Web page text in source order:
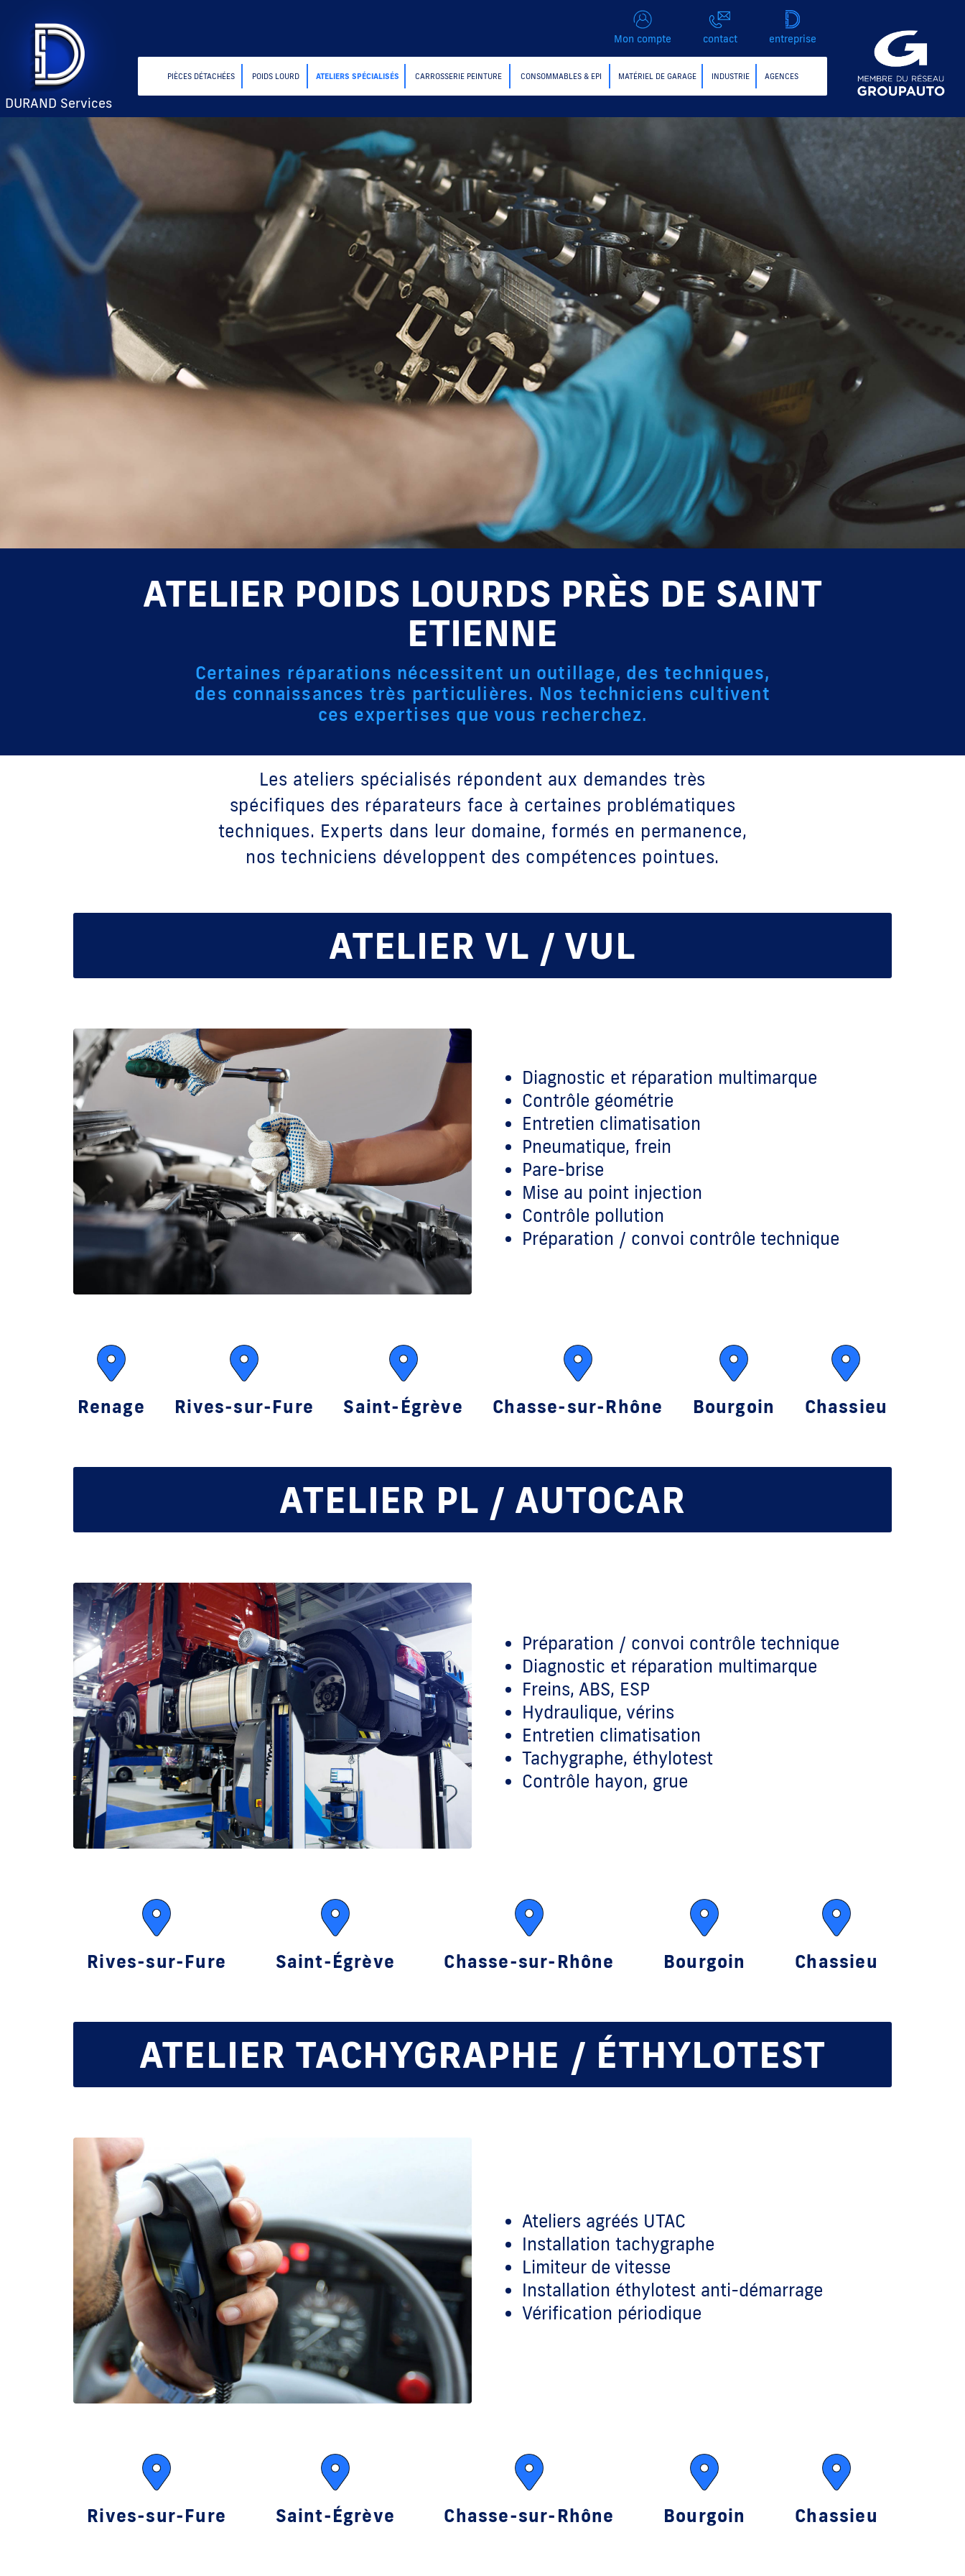
DURAND Services
Mon compte contact entreprise
PIÈCES DÉTACHÉES POIDS LOURD ATELIERS SPÉCIALISÉS CARROSSERIE PEINTURE CONSOMMABLES & EPI MATÉRIEL DE GARAGE INDUSTRIE AGENCES
ATELIER POIDS LOURDS PRÈS DE SAINT
ETIENNE
Certaines réparations nécessitent un outillage, des techniques,
des connaissances très particulières. Nos techniciens cultivent
ces expertises que vous recherchez.
Les ateliers spécialisés répondent aux demandes très
spécifiques des réparateurs face à certaines problématiques
techniques. Experts dans leur domaine, formés en permanence,
nos techniciens développent des compétences pointues.
ATELIER VL / VUL
Diagnostic et réparation multimarque
Contrôle géométrie
Entretien climatisation
Pneumatique, frein
Pare-brise
Mise au point injection
Contrôle pollution
Préparation / convoi contrôle technique
Renage Rives-sur-Fure Saint-Égrève Chasse-sur-Rhône Bourgoin Chassieu
ATELIER PL / AUTOCAR
Préparation / convoi contrôle technique
Diagnostic et réparation multimarque
Freins, ABS, ESP
Hydraulique, vérins
Entretien climatisation
Tachygraphe, éthylotest
Contrôle hayon, grue
Rives-sur-Fure Saint-Égrève Chasse-sur-Rhône Bourgoin Chassieu
ATELIER TACHYGRAPHE / ÉTHYLOTEST
Ateliers agréés UTAC
Installation tachygraphe
Limiteur de vitesse
Installation éthylotest anti-démarrage
Vérification périodique
Rives-sur-Fure Saint-Égrève Chasse-sur-Rhône Bourgoin Chassieu